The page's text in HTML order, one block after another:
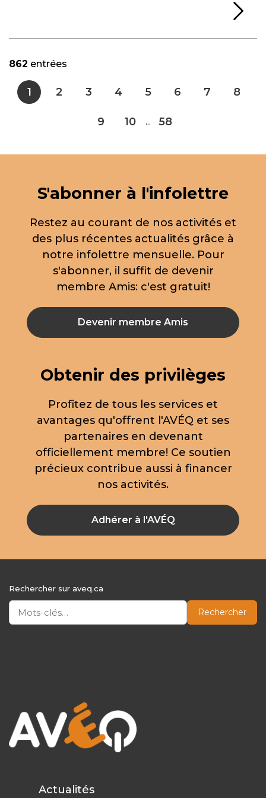
862 entrées
1 2 3 4 5 6 7 8
9 10 ... 58
S'abonner à l'infolettre
Restez au courant de nos activités et
des plus récentes actualités grâce à
notre infolettre mensuelle. Pour
s'abonner, il suffit de devenir
membre Amis: c'est gratuit!
Devenir membre Amis
Obtenir des privilèges
Profitez de tous les services et
avantages qu'offrent l'AVÉQ et ses
partenaires en devenant
officiellement membre! Ce soutien
précieux contribue aussi à financer
nos activités.
Adhérer à l'AVÉQ
Rechercher sur aveq.ca
Rechercher
Actualités